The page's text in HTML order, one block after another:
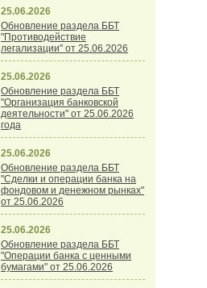
25.06.2026
Обновление раздела ББТ
"Противодействие
легализации" от 25.06.2026
25.06.2026
Обновление раздела ББТ
"Организация банковской
деятельности" от 25.06.2026
года
25.06.2026
Обновление раздела ББТ
"Сделки и операции банка на
фондовом и денежном рынках"
от 25.06.2026
25.06.2026
Обновление раздела ББТ
"Операции банка с ценными
бумагами" от 25.06.2026